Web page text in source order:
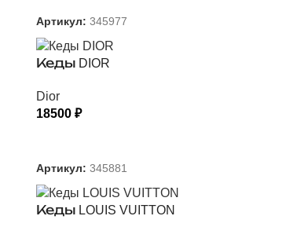
Артикул: 345977
Кеды DIOR
Dior
18500 ₽
Артикул: 345881
Кеды LOUIS VUITTON